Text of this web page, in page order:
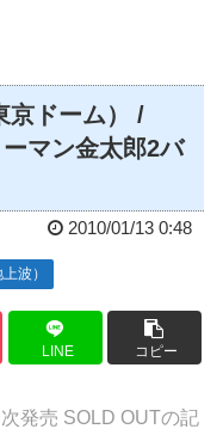
京ドーム） /
マン金太郎2バ
2010/01/13 0:48
波）
LINE コピー
次発売 SOLD OUTの記